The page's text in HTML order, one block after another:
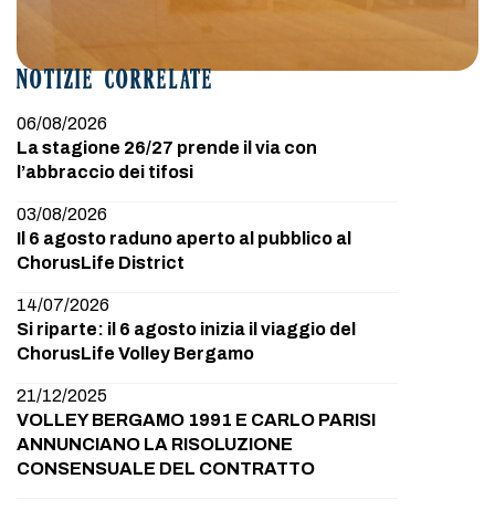
NOTIZIE CORRELATE
06/08/2026
La stagione 26/27 prende il via con
l’abbraccio dei tifosi
03/08/2026
Il 6 agosto raduno aperto al pubblico al
ChorusLife District
14/07/2026
Si riparte: il 6 agosto inizia il viaggio del
ChorusLife Volley Bergamo
21/12/2025
VOLLEY BERGAMO 1991 E CARLO PARISI
ANNUNCIANO LA RISOLUZIONE
CONSENSUALE DEL CONTRATTO